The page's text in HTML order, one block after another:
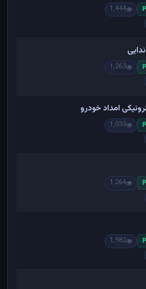
1,444
1,263
امداد خودرو
1,033
1,264
1,982